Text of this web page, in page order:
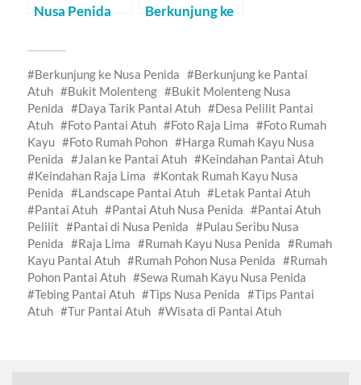
Nusa Penida
Berkunjung ke
(Malang)
Berkunjung ke Nusa Penida
Berkunjung ke Pantai
Atuh
Bukit Molenteng
Bukit Molenteng Nusa
Penida
Daya Tarik Pantai Atuh
Desa Pelilit Pantai
Atuh
Foto Pantai Atuh Foto Raja Lima
Foto Rumah
Kayu
Foto Rumah Pohon
Harga Rumah Kayu Nusa
Penida
Jalan ke Pantai Atuh
Keindahan Pantai Atuh
Keindahan Raja Lima
Kontak Rumah Kayu Nusa
Penida
Landscape Pantai Atuh
Letak Pantai Atuh
Pantai Atuh
Pantai Atuh Nusa Penida
Pantai Atuh
Pelilit
Pantai di Nusa Penida
Pulau Seribu Nusa
Penida
Raja Lima Rumah Kayu Nusa Penida
Rumah
Kayu Pantai Atuh
Rumah Pohon Nusa Penida
Rumah
Pohon Pantai Atuh
Sewa Rumah Kayu Nusa Penida
Tebing Pantai Atuh
Tips Nusa Penida
Tips Pantai
Atuh
Tur Pantai Atuh Wisata di Pantai Atuh